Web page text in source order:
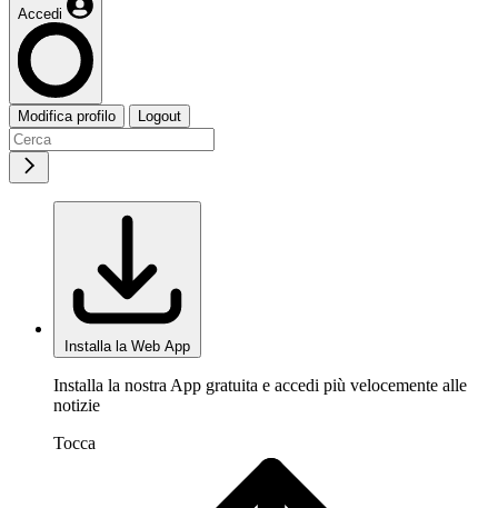
Accedi
Modifica profilo Logout
Installa la Web App
Installa la nostra App gratuita e accedi più velocemente alle
notizie
Tocca